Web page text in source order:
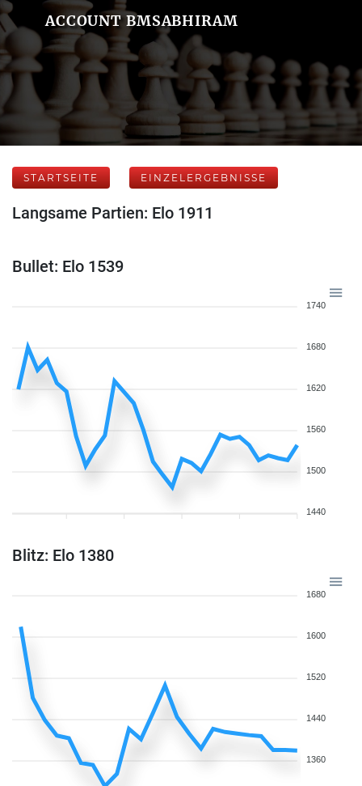
ACCOUNT BMSABHIRAM
STARTSEITE EINZELERGEBNISSE
Langsame Partien: Elo 1911
Bullet: Elo 1539
1740
1680
1620
1560
1500
1440
Blitz: Elo 1380
1680
1600
1520
1440
1360